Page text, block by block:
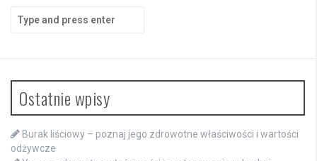
Search
for:
Ostatnie wpisy
Burak liściowy – poznaj jego zdrowotne właściwości i wartości
odżywcze